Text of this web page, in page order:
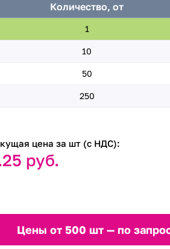
Количество, от
1
10
50
250
цена за шт (с НДС):
руб.
Цены от 500 шт — по